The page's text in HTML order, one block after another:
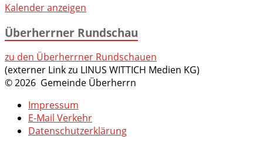
Kalender anzeigen
Überherrner Rundschau
zu den Überherrner Rundschauen
(externer Link zu LINUS WITTICH Medien KG)
© 2026 Gemeinde Überherrn
Impressum
E-Mail Verkehr
Datenschutzerklärung